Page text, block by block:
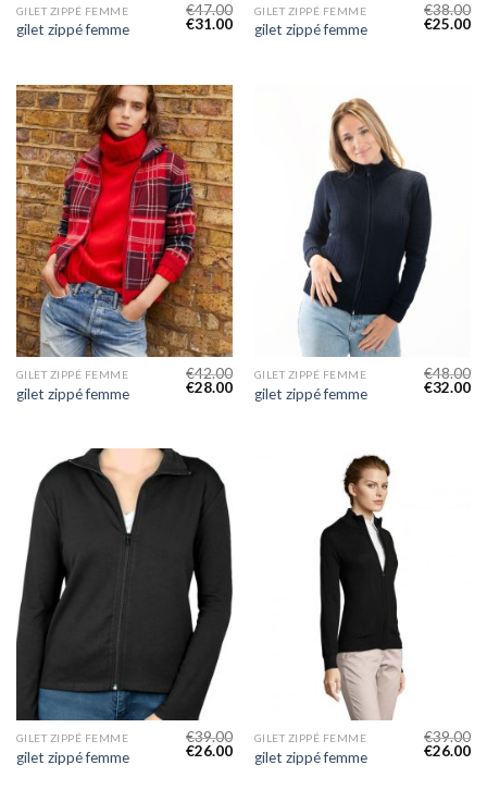
GILET ZIPPÉ FEMME
gilet zippé femme
€47.00
€31.00
GILET ZIPPÉ FEMME
gilet zippé femme
€38.00
€25.00
GILET ZIPPÉ FEMME
gilet zippé femme
€42.00
€28.00
GILET ZIPPÉ FEMME
gilet zippé femme
€48.00
€32.00
GILET ZIPPÉ FEMME
gilet zippé femme
€39.00
€26.00
GILET ZIPPÉ FEMME
gilet zippé femme
€39.00
€26.00